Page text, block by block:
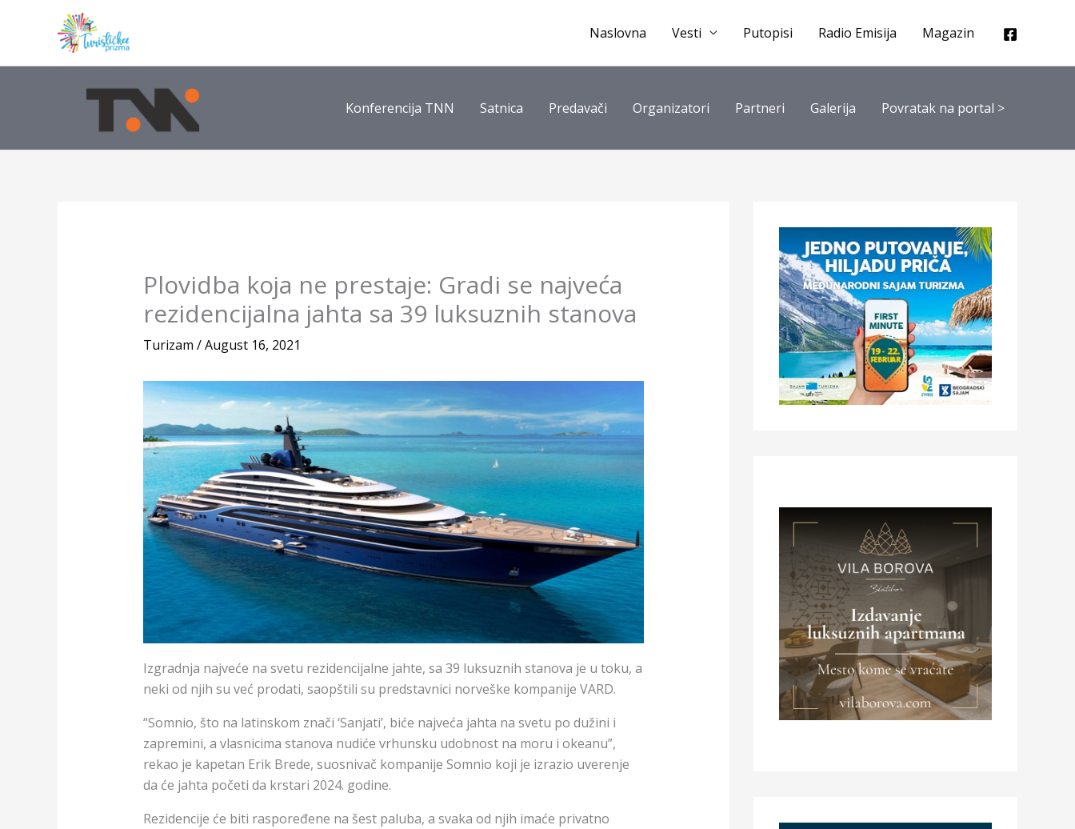
Naslovna Vesti Putopisi Radio Emisija Magazin
Konferencija TNN Satnica Predavači Organizatori Partneri Galerija Povratak na portal >
Plovidba koja ne prestaje: Gradi se najveća
rezidencijalna jahta sa 39 luksuznih stanova
Turizam /August 16, 2021
Izgradnja najveće na svetu rezidencijalne jahte, sa 39 luksuznih stanova je u toku, a
neki od njih su već prodati, saopštili su predstavnici norveške kompanije VARD.
“Somnio, što na latinskom znači ‘Sanjati’, biće najveća jahta na svetu po dužini i
zapremini, a vlasnicima stanova nudiće vrhunsku udobnost na moru i okeanu”,
rekao je kapetan Erik Brede, suosnivač kompanije Somnio koji je izrazio uverenje
da će jahta početi da krstari 2024. godine.
Rezidencije će biti raspoređene na šest paluba, a svaka od njih imaće privatno